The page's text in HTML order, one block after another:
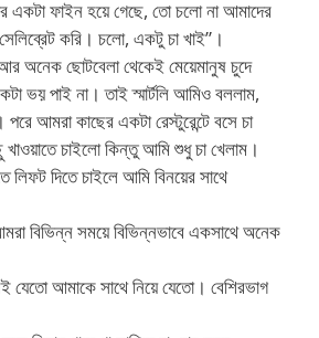
একটা ফাইন হয়ে গেছে, তো চলো না আমাদের
করি। চলো, একটু চা খাই”।
আর অনেক ছোটবেলা থেকেই মেয়েমানুষ চুদে
ভয় পাই না। তাই স্মার্টলি আমিও বললাম,
আমরা কাছের একটা রেস্টুরেন্টে বসে চা
খাওয়াতে চাইলো কিন্তু আমি শুধু চা খেলাম।
লিফট দিতে চাইলে আমি বিনয়ের সাথে
বিভিন্ন সময়ে বিভিন্নভাবে একসাথে অনেক
যেতো আমাকে সাথে নিয়ে যেতো। বেশিরভাগ